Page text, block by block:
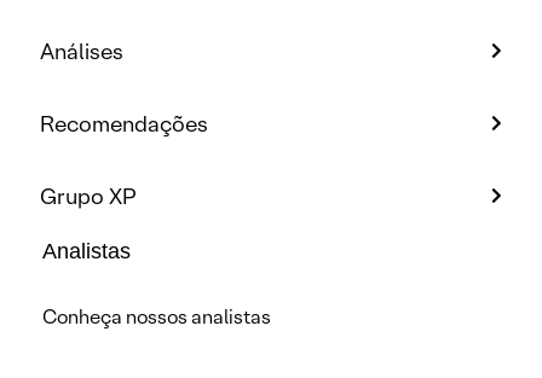
Análises
Recomendações
Grupo XP
Analistas
Conheça nossos analistas